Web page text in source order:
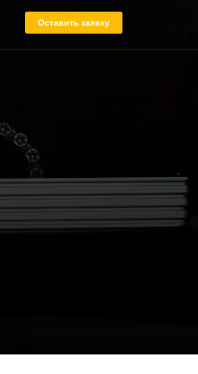
Оставить заявку